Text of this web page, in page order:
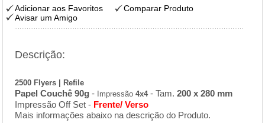
Adicionar aos Favoritos
Comparar Produto
Avisar um Amigo
Descrição:
2500 Flyers | Refile
Papel Couchê 90g - Impressão 4x4- Tam.200 x 280 mm
Impressão Off Set - Frente/ Verso
Mais informações abaixo na descrição do Produto.